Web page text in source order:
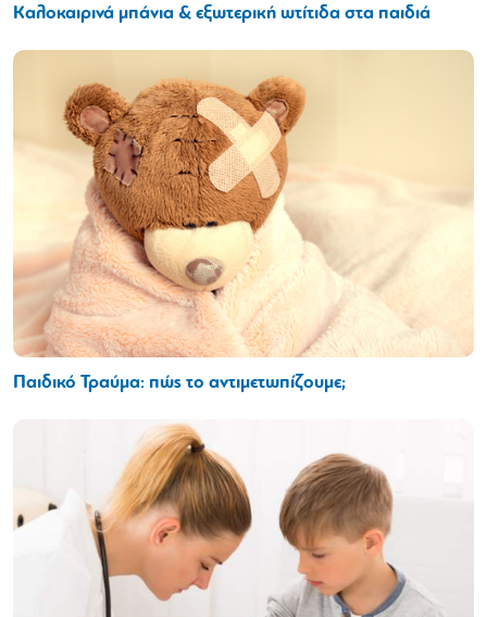
Καλοκαιρινά μπάνια & εξωτερική ωτίτιδα στα παιδιά
Παιδικό Τραύμα: πώς το αντιμετωπίζουμε;